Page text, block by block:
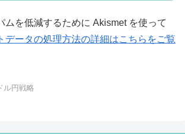
ムを低減するために Akismet を使って
データの処理方法の詳細はこちらをご覧
ル円戦略